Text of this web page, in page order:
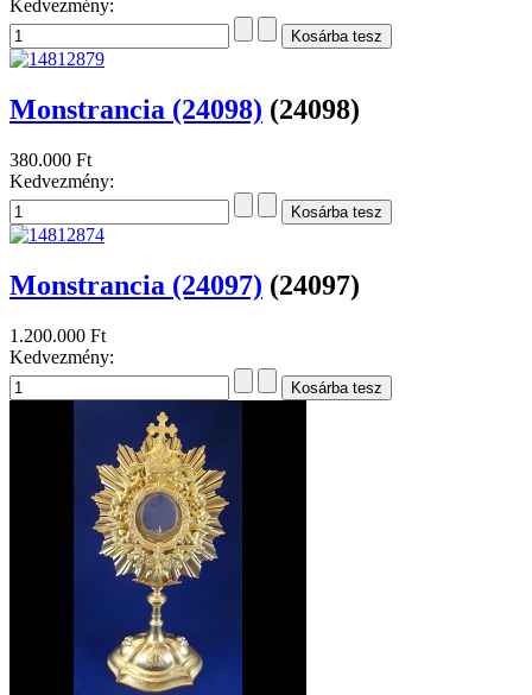
Kedvezmény:
Monstrancia (24098) (24098)
380.000 Ft
Kedvezmény:
Monstrancia (24097) (24097)
1.200.000 Ft
Kedvezmény: